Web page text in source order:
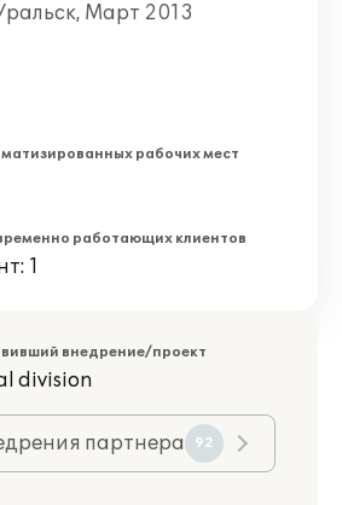
Март 2013
рабочих мест
работающих клиентов
1
внедрение/проект
division
партнера 92